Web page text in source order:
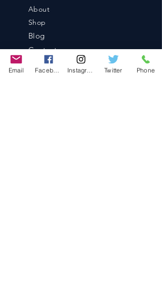
About
Shop
Blog
Contact
Email Twitter Phone